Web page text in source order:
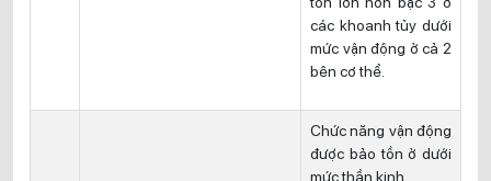
các khoanh tủy dưới
mức vận động ở cả 2
bên cơ thể.
Chức năng vận động
được bảo tồn ở dưới
mức thần kinh.